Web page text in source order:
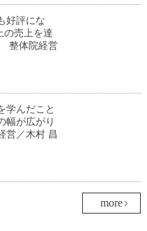
好評にな
の売上を達
整体院経営
学んだこと
幅が広がり
営／木村 昌
more